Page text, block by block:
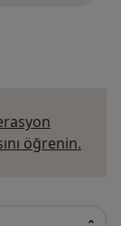
öğrenin.